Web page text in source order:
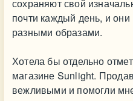
сохраняют свой
почти каждый день, и они
разными образами.
Хотела бы отдельно
магазине Sunlight.
вежливыми и помогли